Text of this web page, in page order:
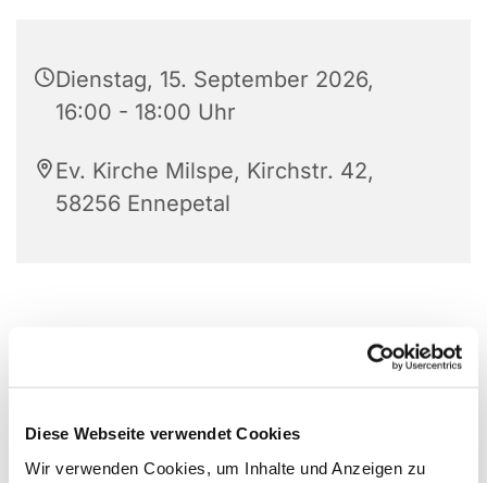
Diese Webseite verwendet Cookies
Wir verwenden Cookies, um Inhalte und Anzeigen zu
Dienstag, 15. September 2026,
16:00 - 18:00 Uhr
Ev. Kirche Milspe, Kirchstr. 42,
58256 Ennepetal